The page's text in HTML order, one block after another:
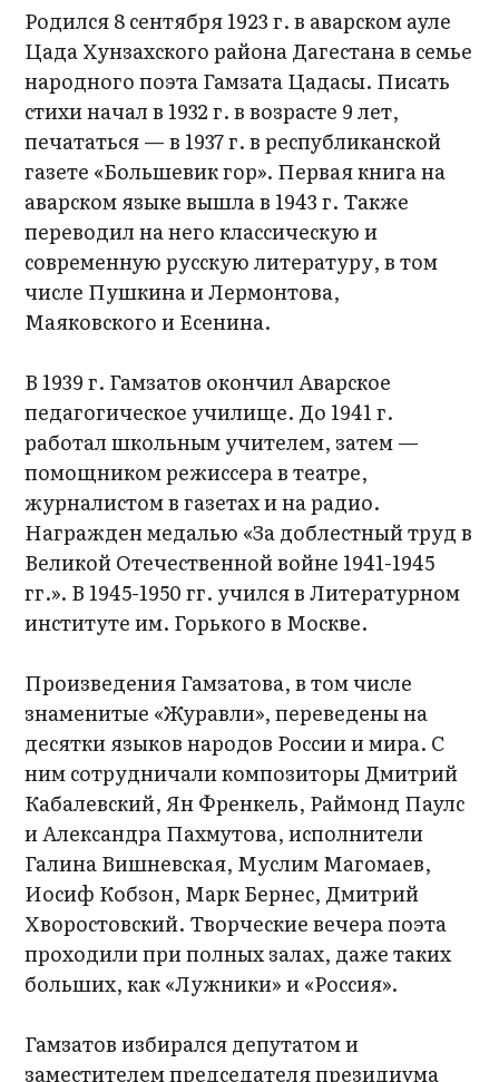
Родился 8 сентября 1923 г. в аварском ауле
Цада Хунзахского района Дагестана в семье
народного поэта Гамзата Цадасы. Писать
стихи начал в 1932 г. в возрасте 9 лет,
печататься — в 1937 г. в республиканской
газете «Большевик гор». Первая книга на
аварском языке вышла в 1943 г. Также
переводил на него классическую и
современную русскую литературу, в том
числе Пушкина и Лермонтова,
Маяковского и Есенина.
В 1939 г. Гамзатов окончил Аварское
педагогическое училище. До 1941 г.
работал школьным учителем, затем —
помощником режиссера в театре,
журналистом в газетах и на радио.
Награжден медалью «За доблестный труд в
Великой Отечественной войне 1941-1945
гг.». В 1945-1950 гг. учился в Литературном
институте им. Горького в Москве.
Произведения Гамзатова, в том числе
знаменитые «Журавли», переведены на
десятки языков народов России и мира. С
ним сотрудничали композиторы Дмитрий
Кабалевский, Ян Френкель, Раймонд Паулс
и Александра Пахмутова, исполнители
Галина Вишневская, Муслим Магомаев,
Иосиф Кобзон, Марк Бернес, Дмитрий
Хворостовский. Творческие вечера поэта
проходили при полных залах, даже таких
больших, как «Лужники» и «Россия».
Гамзатов избирался депутатом и
заместителем председателя президиума